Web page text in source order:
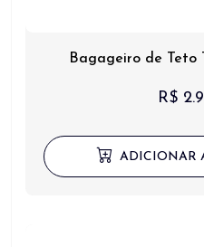
Bagageiro de Teto
R$
ADICIONAR